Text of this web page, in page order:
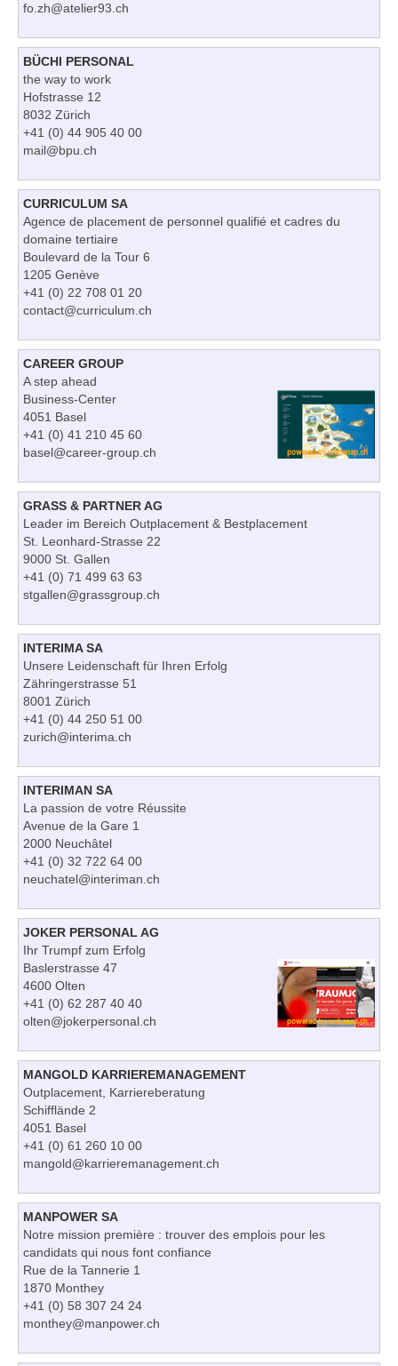
fo.zh@atelier93.ch
BÜCHI PERSONAL
the way to work
Hofstrasse 12
8032 Zürich
+41 (0) 44 905 40 00
mail@bpu.ch
CURRICULUM SA
Agence de placement de personnel qualifié et cadres du
domaine tertiaire
Boulevard de la Tour 6
1205 Genève
+41 (0) 22 708 01 20
contact@curriculum.ch
CAREER GROUP
A step ahead
Business-Center
4051 Basel
+41 (0) 41 210 45 60
basel@career-group.ch
GRASS & PARTNER AG
Leader im Bereich Outplacement & Bestplacement
St. Leonhard-Strasse 22
9000 St. Gallen
+41 (0) 71 499 63 63
stgallen@grassgroup.ch
INTERIMA SA
Unsere Leidenschaft für Ihren Erfolg
Zähringerstrasse 51
8001 Zürich
+41 (0) 44 250 51 00
zurich@interima.ch
INTERIMAN SA
La passion de votre Réussite
Avenue de la Gare 1
2000 Neuchâtel
+41 (0) 32 722 64 00
neuchatel@interiman.ch
JOKER PERSONAL AG
Ihr Trumpf zum Erfolg
Baslerstrasse 47
4600 Olten
+41 (0) 62 287 40 40
olten@jokerpersonal.ch
MANGOLD KARRIEREMANAGEMENT
Outplacement, Karriereberatung
Schifflände 2
4051 Basel
+41 (0) 61 260 10 00
mangold@karrieremanagement.ch
MANPOWER SA
Notre mission première : trouver des emplois pour les
candidats qui nous font confiance
Rue de la Tannerie 1
1870 Monthey
+41 (0) 58 307 24 24
monthey@manpower.ch